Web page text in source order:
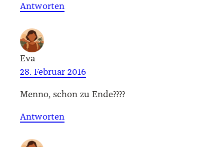
Antworten
Eva
28. Februar 2016
Men­no, schon zu Ende????
Antworten